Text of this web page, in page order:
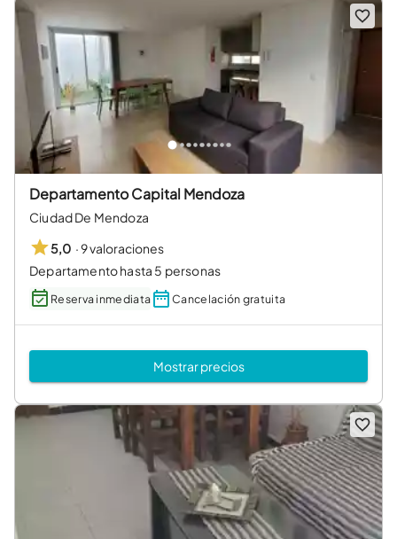
Departamento Capital Mendoza
Ciudad De Mendoza
5,0 ·9 valoraciones
Departamento hasta 5 personas
Reserva inmediata Cancelación gratuita
Mostrar precios